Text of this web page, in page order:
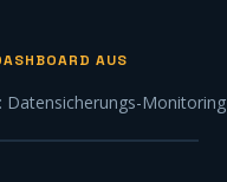
AUS
Datensicherungs-Monitoring